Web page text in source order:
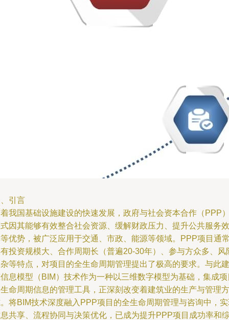
引言
我国基础设施建设的快速发展，政府与社会资本合作（PPP
因其能够有效整合社会资源、缓解财政压力、提升公共服务效
优势，被广泛应用于交通、市政、能源等领域。PPP项目通
投资规模大、合作周期长（普遍20-30年）、参与方众多、风
等特点，对项目的全生命周期管理提出了极高的要求。与此建
息模型（BIM）技术作为一种以三维数字模型为基础，集成项
命周期信息的管理工具，正深刻改变着建筑业的生产与管理方
将BIM技术深度融入PPP项目的全生命周期管理与咨询中，
共享、流程协同与决策优化，已成为提升PPP项目成功率和